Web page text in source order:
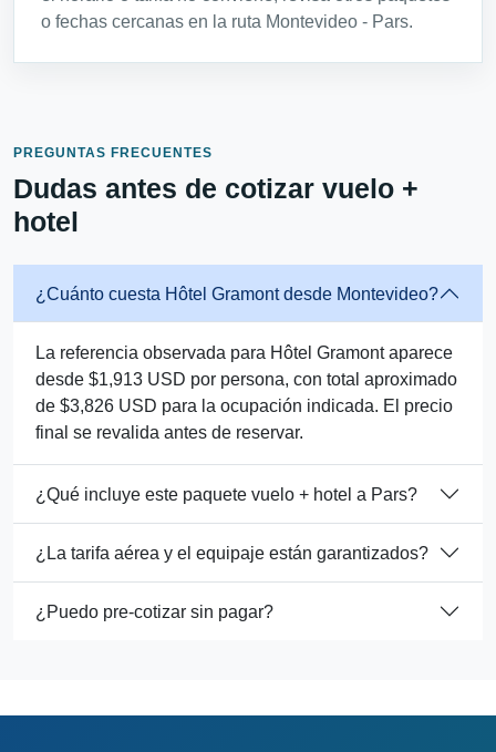
o fechas cercanas en la ruta Montevideo - Pars.
PREGUNTAS FRECUENTES
Dudas antes de cotizar vuelo +
hotel
¿Cuánto cuesta Hôtel Gramont desde Montevideo?
La referencia observada para Hôtel Gramont aparece
desde $1,913 USD por persona, con total aproximado
de $3,826 USD para la ocupación indicada. El precio
final se revalida antes de reservar.
¿Qué incluye este paquete vuelo + hotel a Pars?
¿La tarifa aérea y el equipaje están garantizados?
¿Puedo pre-cotizar sin pagar?